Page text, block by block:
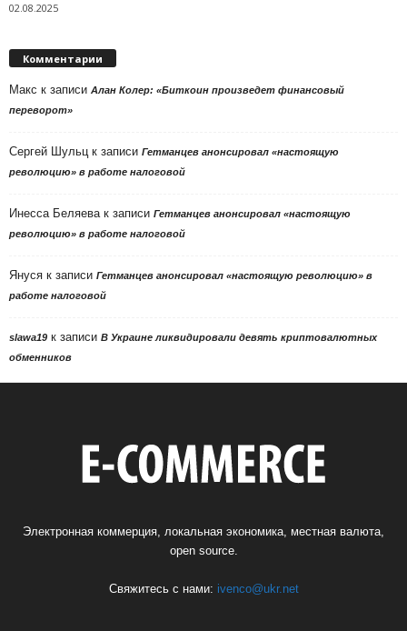
02.08.2025
Комментарии
Макс к записи Алан Колер: «Биткоин произведет финансовый
переворот»
Сергей Шульцк записи Гетманцев анонсировал «настоящую
революцию» в работе налоговой
Инесса Беляевак записи Гетманцев анонсировал «настоящую
революцию» в работе налоговой
Януся к записи Гетманцев анонсировал «настоящую революцию» в
работе налоговой
slawa19 к записи В Украине ликвидировали девять криптовалютных
обменников
Электронная коммерция, локальная экономика, местная валюта,
open source.
Свяжитесь с нами: ivenco@ukr.net